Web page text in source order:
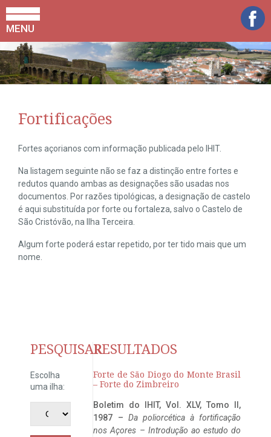
MENU
Fortificações
Fortes açorianos com informação publicada pelo IHIT.
Na listagem seguinte não se faz a distinção entre fortes e
redutos quando ambas as designações são usadas nos
documentos. Por razões tipológicas, a designação de castelo
é aqui substituída por forte ou fortaleza, salvo o Castelo de
São Cristóvão, na Ilha Terceira.
Algum forte poderá estar repetido, por ter tido mais que um
nome.
PESQUISAR
Escolha
uma ilha:
RESULTADOS
Forte de São Diogo do Monte Brasil
– Forte do Zimbreiro
Boletim do IHIT, Vol. XLV, Tomo II,
1987 – Da poliorcética à fortificação
nos Açores – Introdução ao estudo do